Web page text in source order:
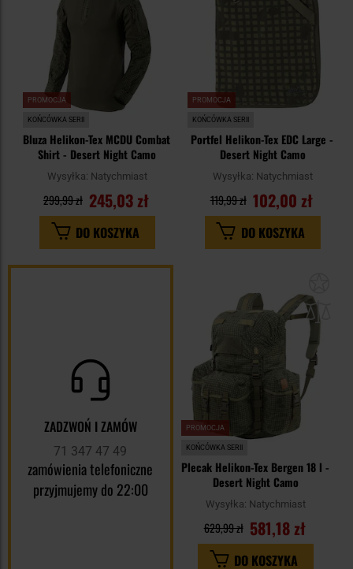
PROMOCJA
KOŃCÓWKA SERII
Bluza Helikon-Tex MCDU Combat
Shirt - Desert Night Camo
Wysyłka: Natychmiast
245,03 zł
299,99 zł
DO KOSZYKA
PROMOCJA
KOŃCÓWKA SERII
Portfel Helikon-Tex EDC Large -
Desert Night Camo
Wysyłka: Natychmiast
102,00 zł
119,99 zł
DO KOSZYKA
ZADZWOŃ I ZAMÓW
71 347 47 49
zamówienia telefoniczne
przyjmujemy do 22:00
PROMOCJA
KOŃCÓWKA SERII
Plecak Helikon-Tex Bergen 18 l -
Desert Night Camo
Wysyłka: Natychmiast
581,18 zł
629,99 zł
DO KOSZYKA